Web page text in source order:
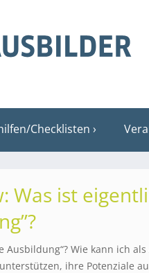
Checklisten
Was ist
Ausbildung“? Wie kann ich
ihre Potenziale